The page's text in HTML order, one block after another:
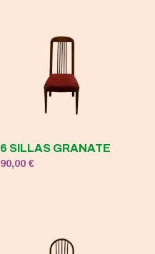
6 SILLAS GRANATE
90,00€